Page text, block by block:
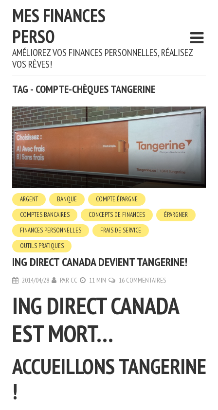
MES FINANCES
PERSO
AMÉLIOREZ VOS FINANCES PERSONNELLES, RÉALISEZ
VOS RÊVES!
TAG - COMPTE-CHÈQUES TANGERINE
ARGENT BANQUE
COMPTE ÉPARGNE
COMPTES BANCAIRES
CONCEPTS DE FINANCES
ÉPARGNER
FINANCES PERSONNELLES
FRAIS DE SERVICE
OUTILS PRATIQUES
ING DIRECT CANADA DEVIENT TANGERINE!
2014/04/28 PAR CC 11 MIN 16 COMMENTAIRES
ING DIRECT CANADA
EST MORT…
ACCUEILLONS TANGERINE
!